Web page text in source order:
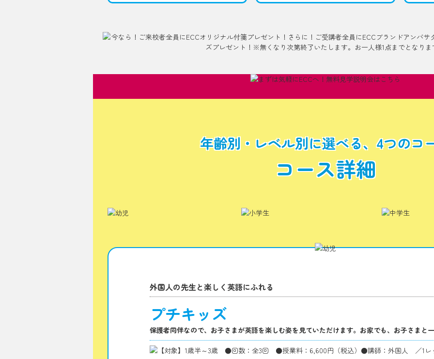
年齢別・レベル別に選べる、4つのコ
コース詳細
外国人の先生と楽しく英語にふれる
プチキッズ
保護者同伴なので、お子さまが英語を楽しむ姿を見ていただけます。お家でも、お子さまと